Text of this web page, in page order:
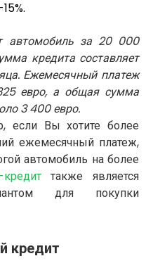
автомобиль за 20 000
кредита составляет
Ежемесячный платеж
евро, а общая сумма
3 400 евро.
если Вы хотите более
ежемесячный платеж,
автомобиль на более
также является
для покупки
кредит